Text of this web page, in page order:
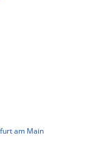
am Main